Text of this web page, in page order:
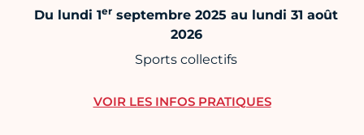
Du lundi 1er septembre 2025 au lundi 31 août
2026
Sports collectifs
VOIR LES INFOS PRATIQUES